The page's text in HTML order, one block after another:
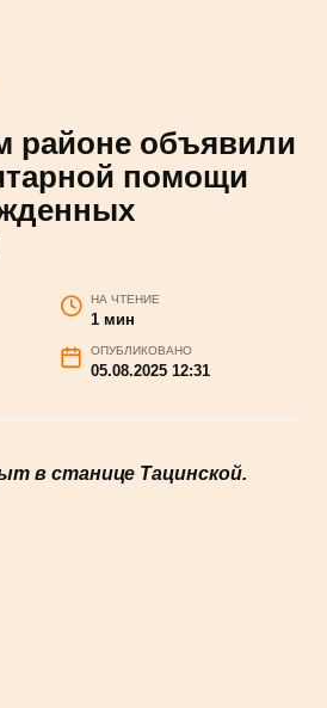
районе объявили
помощи
НА ЧТЕНИЕ
1 мин
ОПУБЛИКОВАНО
05.08.2025 12:31
в станице Тацинской.